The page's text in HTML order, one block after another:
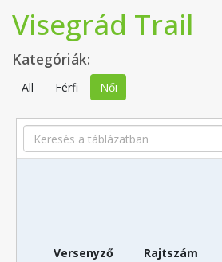
Visegrád Trail
Kategóriák:
All Férfi Női
Search
Versenyző Rajtszám